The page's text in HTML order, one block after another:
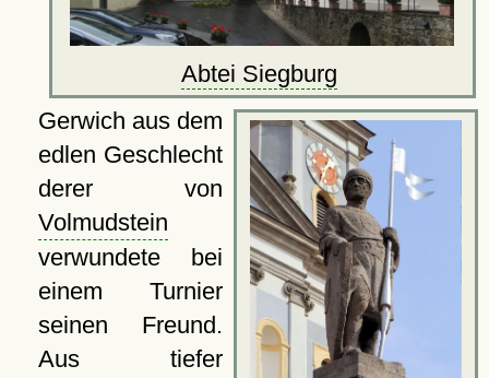
Abtei Siegburg
Gerwich aus dem
edlen Geschlecht
derer von
Volmudstein
verwundete bei
einem Turnier
seinen Freund.
Aus tiefer